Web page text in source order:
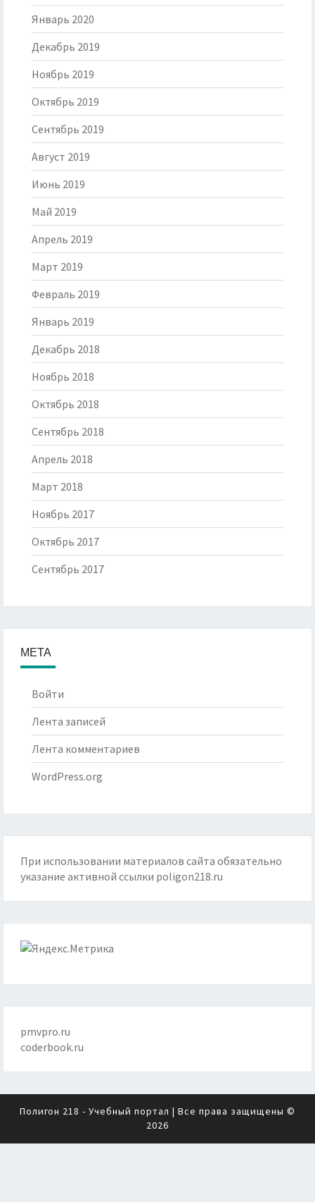
Январь 2020
Декабрь 2019
Ноябрь 2019
Октябрь 2019
Сентябрь 2019
Август 2019
Июнь 2019
Май 2019
Апрель 2019
Март 2019
Февраль 2019
Январь 2019
Декабрь 2018
Ноябрь 2018
Октябрь 2018
Сентябрь 2018
Апрель 2018
Март 2018
Ноябрь 2017
Октябрь 2017
Сентябрь 2017
МЕТА
Войти
Лента записей
Лента комментариев
WordPress.org
При использовании материалов сайта обязательно
указание активной ссылки poligon218.ru
pmvpro.ru
coderbook.ru
Полигон 218 - Учебный портал | Все права защищены ©
2026